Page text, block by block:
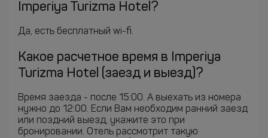
Imperiya Turizma Hotel?
Да, есть бесплатный wi-fi.
Какое расчетное время в Imperiya
Turizma Hotel (заезд и выезд)?
Время заезда - после 15:00. А выехать из номера
нужно до 12:00. Если Вам необходим ранний заезд
или поздний выезд, укажите это при
бронировании. Отель рассмотрит такую